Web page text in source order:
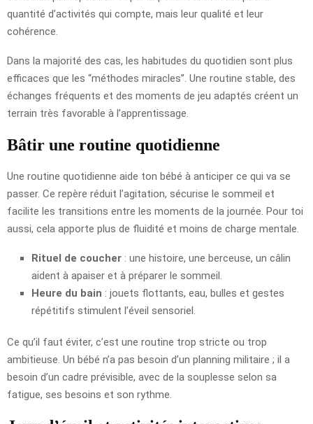
quantité d’activités qui compte, mais leur qualité et leur
cohérence.
Dans la majorité des cas, les habitudes du quotidien sont plus
efficaces que les “méthodes miracles”. Une routine stable, des
échanges fréquents et des moments de jeu adaptés créent un
terrain très favorable à l’apprentissage.
Bâtir une routine quotidienne
Une routine quotidienne aide ton bébé à anticiper ce qui va se
passer. Ce repère réduit l’agitation, sécurise le sommeil et
facilite les transitions entre les moments de la journée. Pour toi
aussi, cela apporte plus de fluidité et moins de charge mentale.
Rituel de coucher : une histoire, une berceuse, un câlin
aident à apaiser et à préparer le sommeil.
Heure du bain : jouets flottants, eau, bulles et gestes
répétitifs stimulent l’éveil sensoriel.
Ce qu’il faut éviter, c’est une routine trop stricte ou trop
ambitieuse. Un bébé n’a pas besoin d’un planning militaire ; il a
besoin d’un cadre prévisible, avec de la souplesse selon sa
fatigue, ses besoins et son rythme.